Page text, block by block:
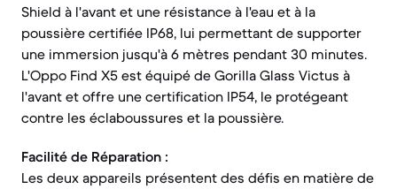
Shield à l'avant et une résistance à l'eau et à la
poussière certifiée IP68, lui permettant de supporter
une immersion jusqu'à 6 mètres pendant 30 minutes.
L'Oppo Find X5 est équipé de Gorilla Glass Victus à
l'avant et offre une certification IP54, le protégeant
contre les éclaboussures et la poussière.
Facilité de Réparation :
Les deux appareils présentent des défis en matière de